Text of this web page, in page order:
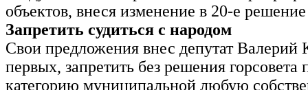
объектов, внеся изменение в 20-е решение
Запретить судиться с народом
Свои предложения внес депутат
первых, запретить без решения горсовета
категорию муниципальной любую